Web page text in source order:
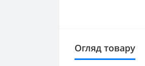
Огляд товару